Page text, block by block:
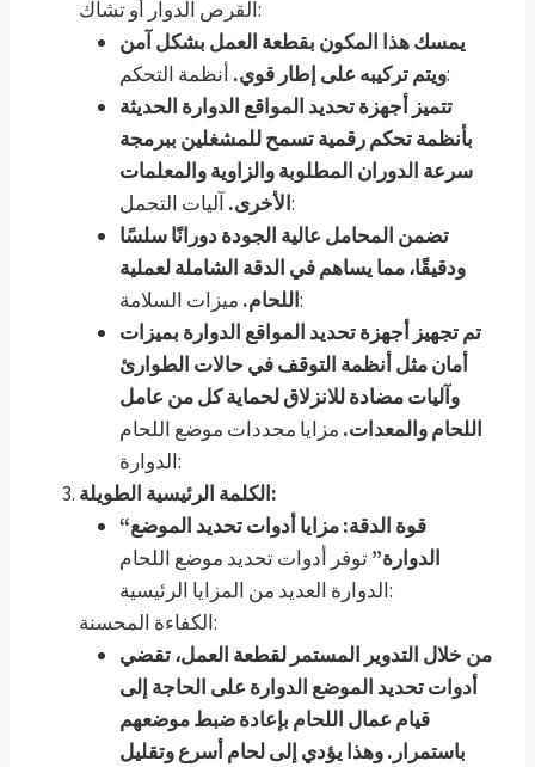
القرص الدوار أو تشاك:
يمسك هذا المكون بقطعة العمل بشكل آمن
ويتم تركيبه على إطار قوي.أنظمة التحكم:
تتميز أجهزة تحديد المواقع الدوارة الحديثة
بأنظمة تحكم رقمية تسمح للمشغلين ببرمجة
سرعة الدوران المطلوبة والزاوية والمعلمات
الأخرى.آليات التحمل:
تضمن المحامل عالية الجودة دورانًا سلسًا
ودقيقًا، مما يساهم في الدقة الشاملة لعملية
اللحام.ميزات السلامة:
تم تجهيز أجهزة تحديد المواقع الدوارة بميزات
أمان مثل أنظمة التوقف في حالات الطوارئ
وآليات مضادة للانزلاق لحماية كل من عامل
اللحام والمعدات. مزايا محددات موضع اللحام
الدوارة:
الكلمة الرئيسية الطويلة:
“قوة الدقة: مزايا أدوات تحديد الموضع
الدوارة”توفر أدوات تحديد موضع اللحام
الدوارة العديد من المزايا الرئيسية:
الكفاءة المحسنة:
من خلال التدوير المستمر لقطعة العمل، تقضي
أدوات تحديد الموضع الدوارة على الحاجة إلى
قيام عمال اللحام بإعادة ضبط موضعهم
باستمرار. وهذا يؤدي إلى لحام أسرع وتقليل